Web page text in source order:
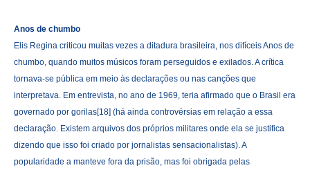
Anos de chumbo
Elis Regina criticou muitas vezes a ditadura brasileira, nos difíceis Anos de
chumbo, quando muitos músicos foram perseguidos e exilados. A crítica
tornava-se pública em meio às declarações ou nas canções que
interpretava. Em entrevista, no ano de 1969, teria afirmado que o Brasil era
governado por gorilas[18] (há ainda controvérsias em relação a essa
declaração. Existem arquivos dos próprios militares onde ela se justifica
dizendo que isso foi criado por jornalistas sensacionalistas). A
popularidade a manteve fora da prisão, mas foi obrigada pelas